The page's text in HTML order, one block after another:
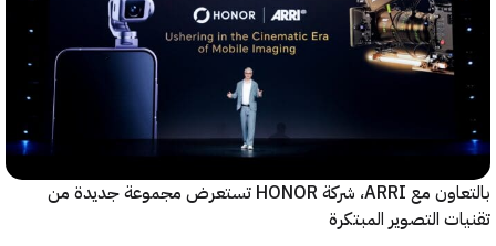
بالتعاون مع ARRI، شركة HONOR تستعرض مجموعة جديدة من
التصوير المبتكرة